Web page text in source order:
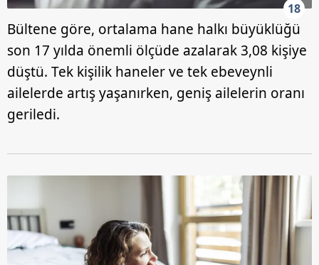
18
Bültene göre, ortalama hane halkı büyüklüğü
son 17 yılda önemli ölçüde azalarak 3,08 kişiye
düştü. Tek kişilik haneler ve tek ebeveynli
ailelerde artış yaşanırken, geniş ailelerin oranı
geriledi.